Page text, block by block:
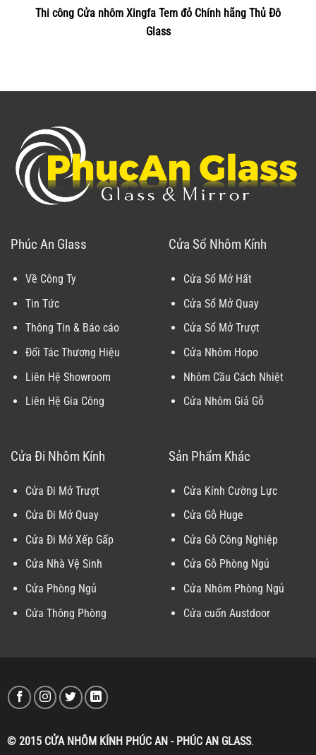
Thi công Cửa nhôm Xingfa Tem đỏ Chính hãng Thủ Đô
Glass
Phúc An Glass
Về Công Ty
Tin Tức
Thông Tin & Báo cáo
Đối Tác Thương Hiệu
Liên Hệ Showroom
Liên Hệ Gia Công
Cửa Sổ Nhôm Kính
Cửa Sổ Mở Hất
Cửa Sổ Mở Quay
Cửa Sổ Mở Trượt
Cửa Nhôm Hopo
Nhôm Cầu Cách Nhiệt
Cửa Nhôm Giả Gỗ
Cửa Đi Nhôm Kính
Cửa Đi Mở Trượt
Cửa Đi Mở Quay
Cửa Đi Mở Xếp Gấp
Cửa Nhà Vệ Sinh
Cửa Phòng Ngủ
Cửa Thông Phòng
Sản Phẩm Khác
Cửa Kính Cường Lực
Cửa Gỗ Huge
Cửa Gỗ Công Nghiệp
Cửa Gỗ Phòng Ngủ
Cửa Nhôm Phòng Ngủ
Cửa cuốn Austdoor
© 2015 CỬA NHÔM KÍNH PHÚC AN - PHÚC AN GLASS.